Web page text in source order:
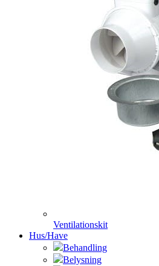
Ventilationskit
Hus/Have
Behandling
Belysning